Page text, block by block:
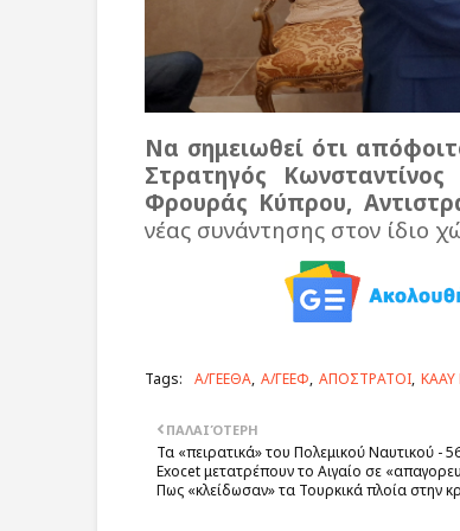
Να σημειωθεί ότι
Στρατηγός
Φρουράς Κύπρου,
νέας συνάντησης στον ίδιο
Tags: Α/ΓΕΕΘΑ Α/ΓΕΕΦ ΑΠΟΣΤΡΑΤΟΙ
ΠΑΛΑΙΌΤΕΡΗ
Τα «πειρατικά» του Πολεμικού Ναυτικού -
Exocet μετατρέπουν το Αιγαίο σε
Πως «κλείδωσαν» τα Τουρκικά πλοία στην